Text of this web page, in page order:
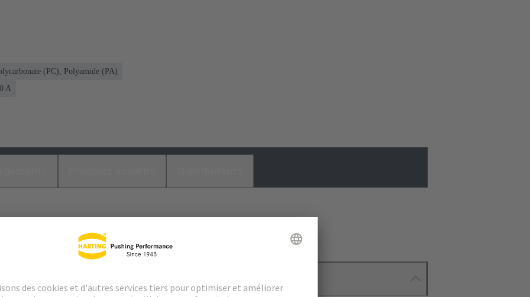
(PC), Polyamide (PA)
A